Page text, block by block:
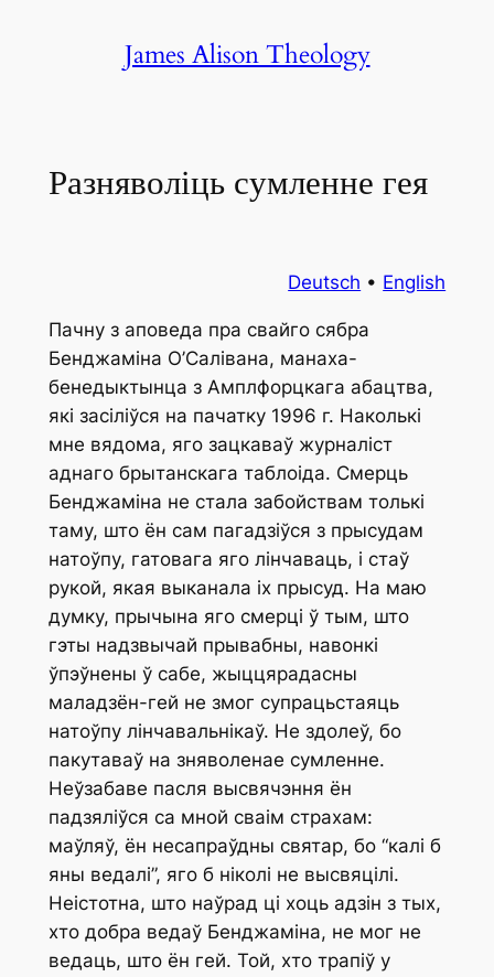
James Alison Theology
Разняволіць сумленне гея
Deutsch • English
Пачну з аповеда пра свайго сябра
Бенджаміна О’Салівана, манаха-
бенедыктынца з Амплфорцкага абацтва,
які засіліўся на пачатку 1996 г. Наколькі
мне вядома, яго зацкаваў журналіст
аднаго брытанскага таблоіда. Смерць
Бенджаміна не стала забойствам толькі
таму, што ён сам пагадзіўся з прысудам
натоўпу, гатовага яго лінчаваць, і стаў
рукой, якая выканала іх прысуд. На маю
думку, прычына яго смерці ў тым, што
гэты надзвычай прывабны, навонкі
ўпэўнены ў сабе, жыццярадасны
маладзён-гей не змог супрацьстаяць
натоўпу лінчавальнікаў. Не здолеў, бо
пакутаваў на зняволенае сумленне.
Неўзабаве пасля высвячэння ён
падзяліўся са мной сваім страхам:
маўляў, ён несапраўдны святар, бо “калі б
яны ведалі”, яго б ніколі не высвяцілі.
Неістотна, што наўрад ці хоць адзін з тых,
хто добра ведаў Бенджаміна, не мог не
ведаць, што ён гей. Той, хто трапіў у